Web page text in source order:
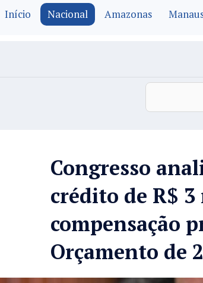
Início Nacional Amazonas
Congresso
crédito de R$
compensação
Orçamento de